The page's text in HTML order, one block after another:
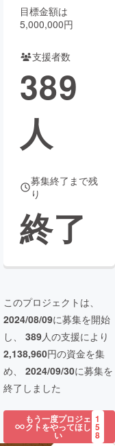
コミュニティ
目標金額は
5,000,000円
支援者数
389
人
募集終了まで残
り
終了
このプロジェクトは、
2024/08/09に募集を開始
し、 389人の支援により
2,138,960円の資金を集
め、 2024/09/30に募集を
終了しました
もう一度プロジェ
クトをやってほし
い
1
5
8